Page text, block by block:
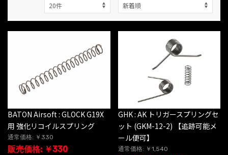
BATON Airsoft : GLOCK G19X
用 強化リコイルスプリング
通常価格: ￥330
販売価格: ￥330
GHK : AK トリガースプリングセ
ット (GKM-12-2) 【追跡可能メ
ール便可】
通常価格: ￥1,540